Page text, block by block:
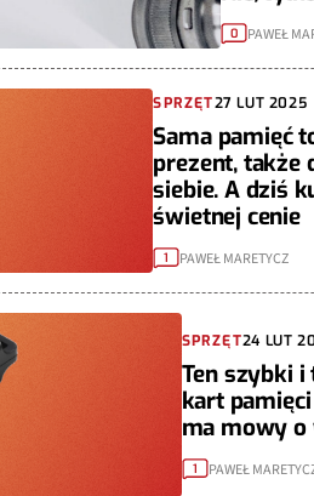
0 PAWEŁ
SPRZĘT27 LUT 2025
Sama pamięć
prezent, także
siebie. A dziś
świetnej cenie
1 PAWEŁ MARETYCZ
SPRZĘT24 LUT
Ten szybki
kart
ma mowy
1 PAWEŁ